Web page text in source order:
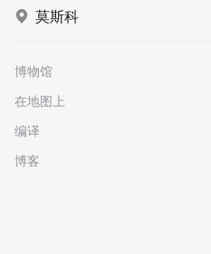
莫斯科
博物馆
在地图上
编译
博客